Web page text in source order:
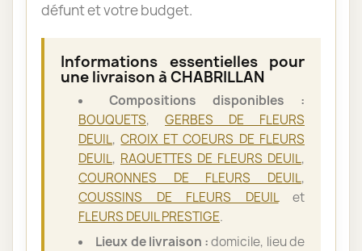
défunt et votre budget.
Informations essentielles pour
une livraison à CHABRILLAN
Compositions disponibles :
BOUQUETS, GERBES DE FLEURS
DEUIL,CROIX ET COEURS DE FLEURS
DEUIL, RAQUETTES DE FLEURS DEUIL,
COURONNES DE FLEURS DEUIL,
COUSSINS DE FLEURS DEUILet
FLEURS DEUIL PRESTIGE.
Lieux de livraison :domicile, lieu de